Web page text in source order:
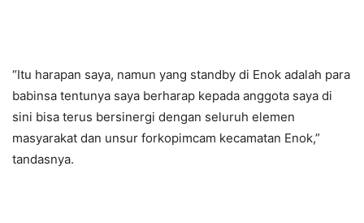
“Itu harapan saya, namun yang standby di Enok adalah para
babinsa tentunya saya berharap kepada anggota saya di
sini bisa terus bersinergi dengan seluruh elemen
masyarakat dan unsur forkopimcam kecamatan Enok,”
tandasnya.